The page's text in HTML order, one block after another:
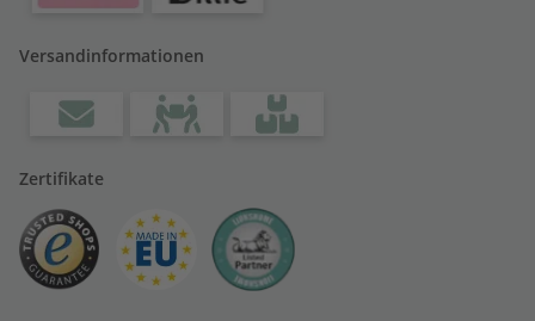
Versandinformationen
Zertifikate